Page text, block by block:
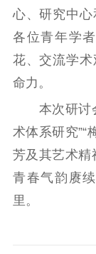
心、研究中
各位青年学
花、交流学
命力。
本次研讨会
术体系研究”“
芳及其艺术精
青春气韵赓
里。